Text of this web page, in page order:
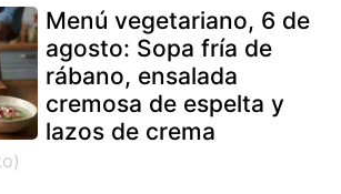
Menú vegetariano, 6 de
agosto: Sopa fría de
rábano, ensalada
cremosa de espelta y
lazos de crema